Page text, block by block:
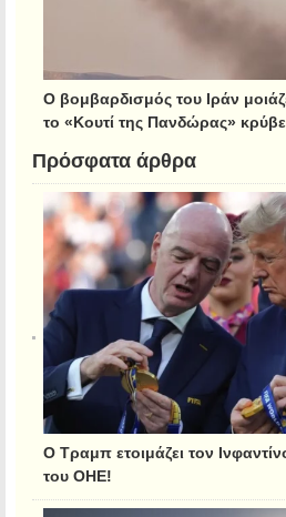
Ο βομβαρδισμός του Ιράν
το «Κουτί της Πανδώρας»
Πρόσφατα άρθρα
Ο Τραμπ ετοιμάζει τον
του ΟΗΕ!